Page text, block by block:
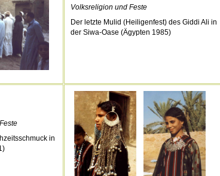
Volksreligion und Feste
Der letzte Mulid (Heiligenfest) des Giddi Ali in
der Siwa-Oase (Ägypten 1985)
in